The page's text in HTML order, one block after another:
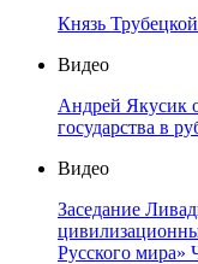
Князь
Видео
Андрей Якусик
государства в
Видео
Заседание
Русского мира»